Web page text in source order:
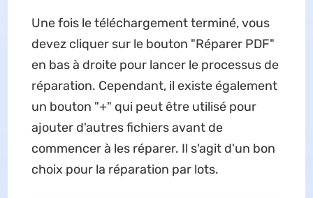
Une fois le téléchargement terminé, vous
devez cliquer sur le bouton "Réparer PDF"
en bas à droite pour lancer le processus de
réparation. Cependant, il existe également
un bouton "+" qui peut être utilisé pour
ajouter d'autres fichiers avant de
commencer à les réparer. Il s'agit d'un bon
choix pour la réparation par lots.